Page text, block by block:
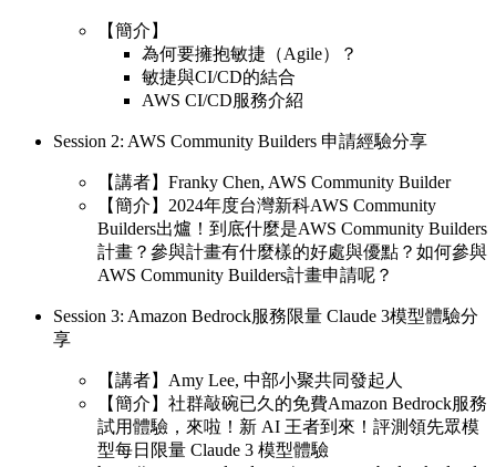
【簡介】
為何要擁抱敏捷（Agile）？
敏捷與CI/CD的結合
AWS CI/CD服務介紹
Session 2: AWS Community Builders 申請經驗分享
【講者】Franky Chen, AWS Community Builder
【簡介】2024年度台灣新科AWS Community
Builders出爐！到底什麼是AWS Community Builders
計畫？參與計畫有什麼樣的好處與優點？如何參與
AWS Community Builders計畫申請呢？
Session 3: Amazon Bedrock服務限量 Claude 3模型體驗分
享
【講者】Amy Lee, 中部小聚共同發起人
【簡介】社群敲碗已久的免費Amazon Bedrock服務
試用體驗，來啦！新 AI 王者到來！評測領先眾模
型每日限量 Claude 3 模型體驗